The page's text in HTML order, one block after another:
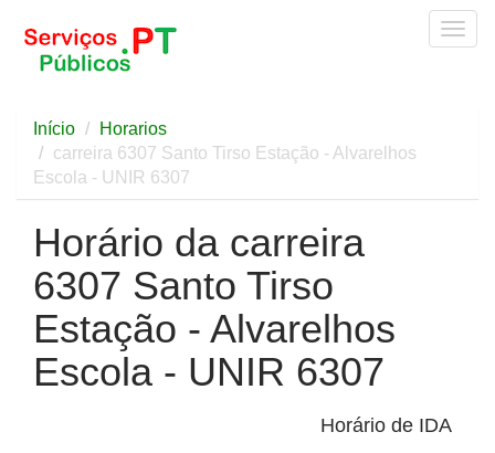
Início
Horarios
carreira 6307 Santo Tirso Estação - Alvarelhos
Escola - UNIR 6307
Horário da carreira
6307 Santo Tirso
Estação - Alvarelhos
Escola - UNIR 6307
Horário de IDA